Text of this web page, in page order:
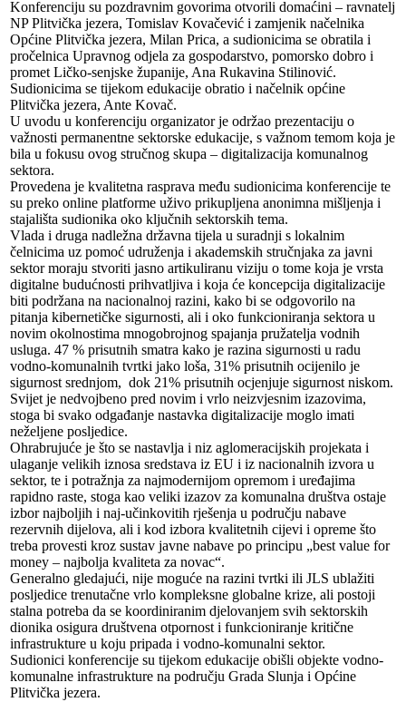
Konferenciju su pozdravnim govorima otvorili domaćini – ravnatelj
NP Plitvička jezera, Tomislav Kovačević i zamjenik načelnika
Općine Plitvička jezera, Milan Prica, a sudionicima se obratila i
pročelnica Upravnog odjela za gospodarstvo, pomorsko dobro i
promet Ličko-senjske županije, Ana Rukavina Stilinović.
Sudionicima se tijekom edukacije obratio i načelnik općine
Plitvička jezera, Ante Kovač.
U uvodu u konferenciju organizator je održao prezentaciju o
važnosti permanentne sektorske edukacije, s važnom temom koja je
bila u fokusu ovog stručnog skupa – digitalizacija komunalnog
sektora.
Provedena je kvalitetna rasprava među sudionicima konferencije te
su preko online platforme uživo prikupljena anonimna mišljenja i
stajališta sudionika oko ključnih sektorskih tema.
Vlada i druga nadležna državna tijela u suradnji s lokalnim
čelnicima uz pomoć udruženja i akademskih stručnjaka za javni
sektor moraju stvoriti jasno artikuliranu viziju o tome koja je vrsta
digitalne budućnosti prihvatljiva i koja će koncepcija digitalizacije
biti podržana na nacionalnoj razini, kako bi se odgovorilo na
pitanja kibernetičke sigurnosti, ali i oko funkcioniranja sektora u
novim okolnostima mnogobrojnog spajanja pružatelja vodnih
usluga. 47 % prisutnih smatra kako je razina sigurnosti u radu
vodno-komunalnih tvrtki jako loša, 31% prisutnih ocijenilo je
sigurnost srednjom, dok 21% prisutnih ocjenjuje sigurnost niskom.
Svijet je nedvojbeno pred novim i vrlo neizvjesnim izazovima,
stoga bi svako odgađanje nastavka digitalizacije moglo imati
neželjene posljedice.
Ohrabrujuće je što se nastavlja i niz aglomeracijskih projekata i
ulaganje velikih iznosa sredstava iz EU i iz nacionalnih izvora u
sektor, te i potražnja za najmodernijom opremom i uređajima
rapidno raste, stoga kao veliki izazov za komunalna društva ostaje
izbor najboljih i naj-učinkovitih rješenja u području nabave
rezervnih dijelova, ali i kod izbora kvalitetnih cijevi i opreme što
treba provesti kroz sustav javne nabave po principu „best value for
money – najbolja kvaliteta za novac“.
Generalno gledajući, nije moguće na razini tvrtki ili JLS ublažiti
posljedice trenutačne vrlo kompleksne globalne krize, ali postoji
stalna potreba da se koordiniranim djelovanjem svih sektorskih
dionika osigura društvena otpornost i funkcioniranje kritične
infrastrukture u koju pripada i vodno-komunalni sektor.
Sudionici konferencije su tijekom edukacije obišli objekte vodno-
komunalne infrastrukture na području Grada Slunja i Općine
Plitvička jezera.